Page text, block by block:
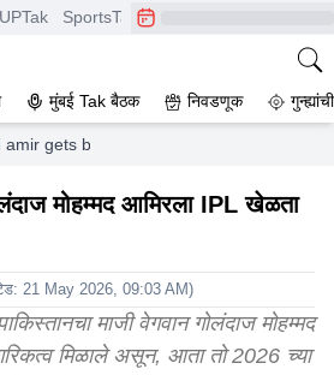
UPTak SportsTak CrimeTak
मुंबई Tak बैठक निवडणूक
amir gets british citizenship is ex pakistan
मोहम्मद आमिरला IPL खेळता
21 May 2026, 09:03 AM)
माजी वेगवान गोलंदाज मोहम्मद
मिळाले असून, आता तो 2026 च्या